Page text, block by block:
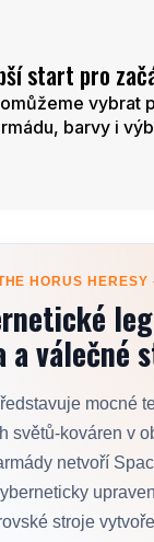
start pro
vybrat
barvy i
HORUS HERESY
a válečné
mocné
světů-kováren v
netvoří
stroje